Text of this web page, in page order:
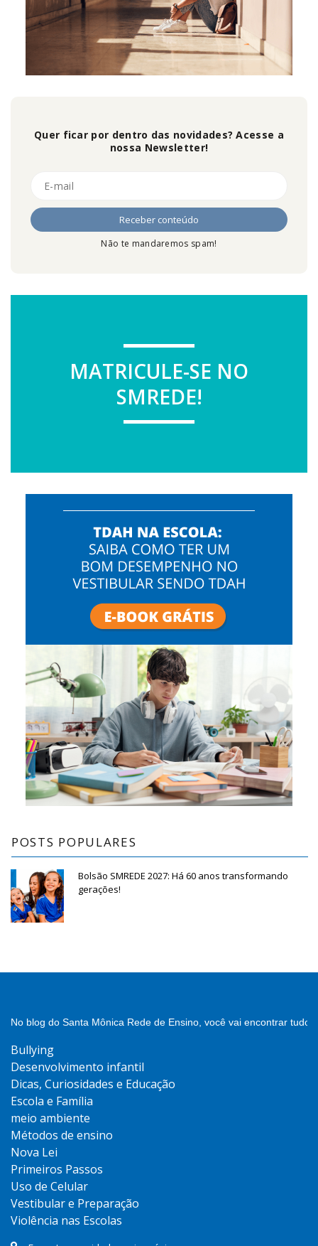
Quer ficar por dentro das novidades? Acesse a
nossa Newsletter!
Não te mandaremos spam!
MATRICULE-SE NO
SMREDE!
POSTS POPULARES
Bolsão SMREDE 2027: Há 60 anos transformando
gerações!
No blog do Santa Mônica Rede de Ensino, você vai encontrar
Bullying
Desenvolvimento infantil
Dicas, Curiosidades e Educação
Escola e Família
meio ambiente
Métodos de ensino
Nova Lei
Primeiros Passos
Uso de Celular
Vestibular e Preparação
Violência nas Escolas